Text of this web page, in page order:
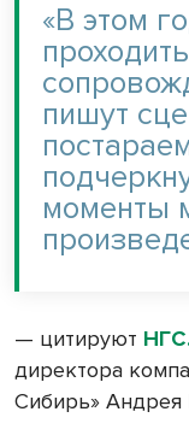
«В этом
пишут
моменты
— цитируют
директора
Сибирь» Андрея